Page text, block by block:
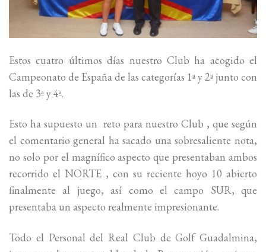
Estos cuatro últimos días nuestro Club ha acogido el
Campeonato de España de las categorías 1ª y 2ª junto con
las de 3ª y 4ª.
Esto ha supuesto un reto para nuestro Club , que según
el comentario general ha sacado una sobresaliente nota,
no solo por el magnífico aspecto que presentaban ambos
recorrido el NORTE , con su reciente hoyo 10 abierto
finalmente al juego, así como el campo SUR, que
presentaba un aspecto realmente impresionante.
Todo el Personal del Real Club de Golf Guadalmina,